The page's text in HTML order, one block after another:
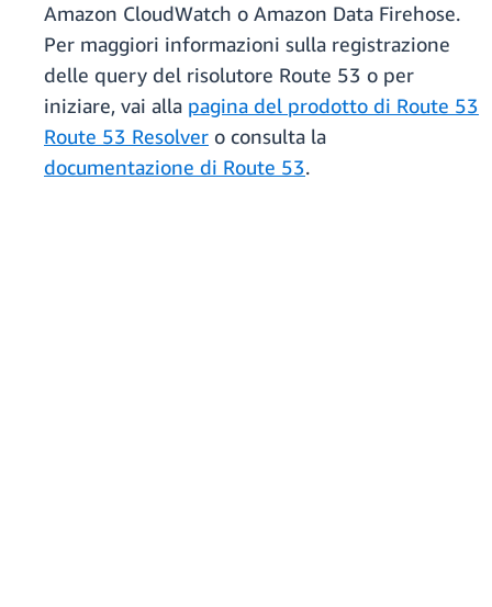
Amazon CloudWatch o Amazon Data Firehose.
Per maggiori informazioni sulla registrazione
delle query del risolutore Route 53 o per
iniziare, vai alla pagina del prodotto di Route 53
Route 53 Resolver o consulta la
documentazione di Route 53.